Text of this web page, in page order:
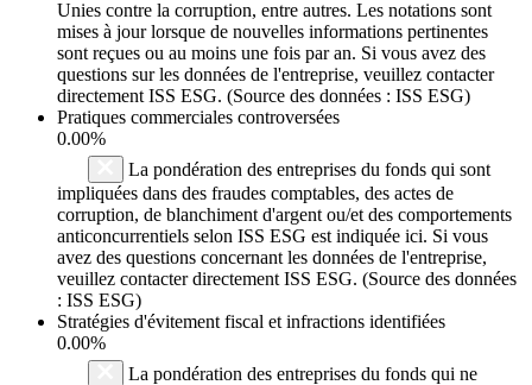
Unies contre la corruption, entre autres. Les notations sont
mises à jour lorsque de nouvelles informations pertinentes
sont reçues ou au moins une fois par an. Si vous avez des
questions sur les données de l'entreprise, veuillez contacter
directement ISS ESG. (Source des données : ISS ESG)
Pratiques commerciales controversées
0.00%
La pondération des entreprises du fonds qui sont
impliquées dans des fraudes comptables, des actes de
corruption, de blanchiment d'argent ou/et des comportements
anticoncurrentiels selon ISS ESG est indiquée ici. Si vous
avez des questions concernant les données de l'entreprise,
veuillez contacter directement ISS ESG. (Source des données
: ISS ESG)
Stratégies d'évitement fiscal et infractions identifiées
0.00%
La pondération des entreprises du fonds qui ne